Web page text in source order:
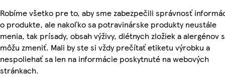
Robíme všetko pre to, aby sme zabezpečili správnosť
o produkte, ale nakoľko sa potravinárske produkty neustále
menia, tak prísady, obsah výživy, diétnych zložiek a alergénov
môžu zmeniť. Mali by ste si vždy prečítať etiketu výrobku a
nespoliehať sa len na informácie poskytnuté na webových
stránkach.